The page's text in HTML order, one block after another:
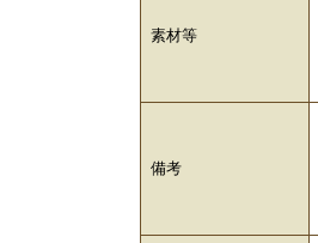
素材等
備考